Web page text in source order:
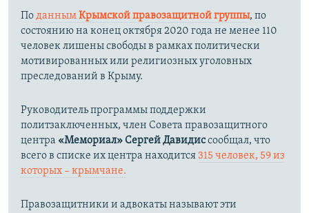
ПоданнымКрымской правозащитной группы, по
состоянию на конец октября 2020 года не менее 110
человек лишены свободы в рамках политически
мотивированных или религиозных уголовных
преследований в Крыму.
Руководитель программы поддержки
политзаключенных, член Совета правозащитного
центра «Мемориал»Сергей Давидиссообщал, что
всего в списке их центра находится 315 человек, 59 из
которых – крымчане.​
Правозащитники и адвокаты называют эти